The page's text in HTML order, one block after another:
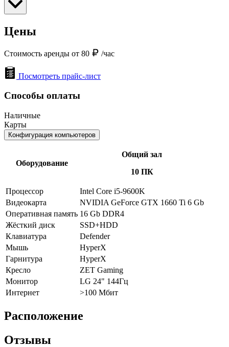
Цены
Стоимость аренды от 80 /час
Посмотреть прайс-лист
Способы оплаты
Наличные
Карты
Конфигурация компьютеров
Оборудование
Общий зал
10 ПК
Процессор
Intel Core i5-9600K
Видеокарта
NVIDIA GeForce GTX 1660 Ti 6 Gb
Оперативная память 16 Gb DDR4
Жёсткий диск
SSD+HDD
Клавиатура
Defender
Мышь
HyperX
Гарнитура
HyperX
Кресло
ZET Gaming
Монитор
LG 24" 144Гц
Интернет
>100 Мбит
Расположение
Отзывы